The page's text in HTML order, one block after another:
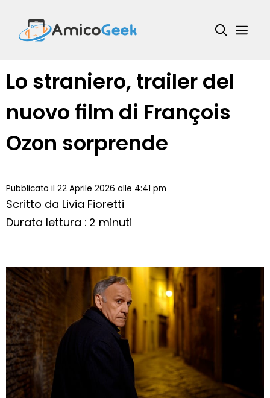
contenuto
Lo straniero, trailer del
nuovo film di François
Ozon sorprende
Pubblicato il 22 Aprile 2026 alle 4:41 pm
Scritto da Livia Fioretti
Durata lettura : 2 minuti